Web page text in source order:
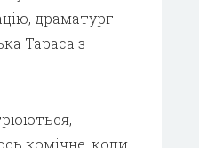
драматург
Тараса з
комічне, коли